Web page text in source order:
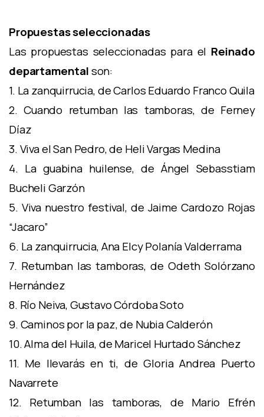
Propuestas seleccionadas
Las propuestas seleccionadas para el Reinado
departamentalson:
1. La zanquirrucia, de Carlos Eduardo Franco Quila
2. Cuando retumban las tamboras, de Ferney
Díaz
3. Viva el San Pedro, de Heli Vargas Medina
4. La guabina huilense, de Ángel Sebasstiam
Bucheli Garzón
5. Viva nuestro festival, de Jaime Cardozo Rojas
“Jacaro”
6. La zanquirrucia, Ana Elcy Polanía Valderrama
7. Retumban las tamboras, de Odeth Solórzano
Hernández
8. Río Neiva, Gustavo Córdoba Soto
9. Caminos por la paz, de Nubia Calderón
10. Alma del Huila, de Maricel Hurtado Sánchez
11. Me llevarás en ti, de Gloria Andrea Puerto
Navarrete
12. Retumban las tamboras, de Mario Efrén